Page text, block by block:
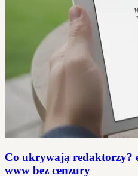
Co ukrywają redaktorzy?
www bez cenzury